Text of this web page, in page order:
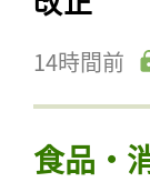
14時間前
食品・